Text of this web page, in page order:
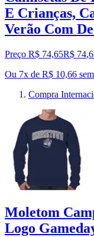
E Crianças,
Verão Com
Preço R$ 74,65R$ 74,
Ou 7x de R$ 10,66
Compra
Moletom
Logo